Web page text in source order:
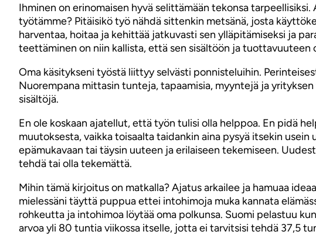
Ihminen on erinomaisen hyvä selittämään tekonsa
työtämme? Pitäisikö työ nähdä sittenkin metsänä, josta
harventaa, hoitaa ja kehittää jatkuvasti sen ylläpitämiseksi ja
teettäminen on niin kallista, että sen sisältöön ja tuottavuuteen
Oma käsitykseni työstä liittyy selvästi ponnisteluihin.
Nuorempana mittasin tunteja, tapaamisia, myyntejä ja
sisältöjä.
En ole koskaan ajatellut, että työn tulisi olla helppoa. En pidä
muutoksesta, vaikka toisaalta taidankin aina pysyä itsekin
epämukavaan tai täysin uuteen ja erilaiseen tekemiseen.
tehdä tai olla tekemättä.
Mihin tämä kirjoitus on matkalla? Ajatus arkailee ja hamuaa
mielessäni täyttä puppua ettei intohimoja muka kannata
rohkeutta ja intohimoa löytää oma polkunsa. Suomi pelastuu
arvoa yli 80 tuntia viikossa itselle, jotta ei tarvitsisi tehdä 37,5